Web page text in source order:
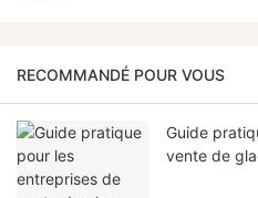
RECOMMANDÉ POUR VOUS
Guide
vente de